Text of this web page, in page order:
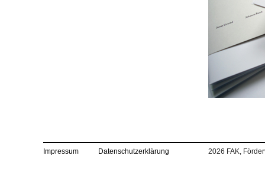
Impressum Datenschutzerklärung 2026 FAK,